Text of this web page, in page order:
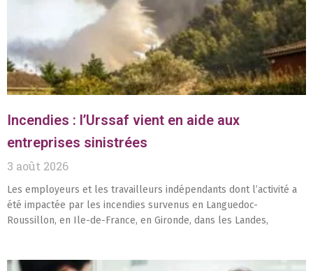
Incendies : l’Urssaf vient en aide aux
entreprises sinistrées
3 août 2026
Les employeurs et les travailleurs indépendants dont l’activité a
été impactée par les incendies survenus en Languedoc-
Roussillon, en Ile-de-France, en Gironde, dans les Landes,